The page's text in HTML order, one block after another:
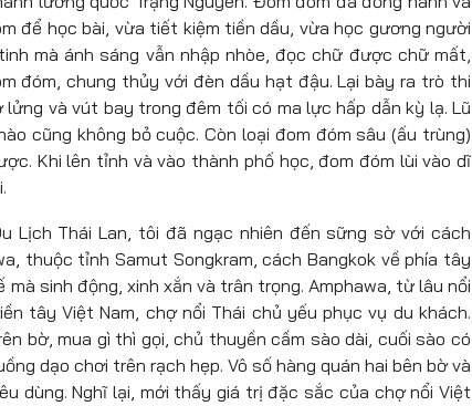
để học bài, vừa tiết kiệm tiền dầu, vừa học gương người
mà ánh sáng vẫn nhập nhòe, đọc chữ được chữ mất,
đóm, chung thủy với đèn dầu hạt đậu. Lại bày ra trò thi
và vút bay trong đêm tối có ma lực hấp dẫn kỳ lạ. Lũ
cũng không bỏ cuộc. Còn loại đom đóm sâu (ấu trùng)
Khi lên tỉnh và vào thành phố học, đom đóm lùi vào dĩ
Lịch Thái Lan, tôi đã ngạc nhiên đến sững sờ với cách
thuộc tỉnh Samut Songkram, cách Bangkok về phía tây
sinh động, xinh xắn và trân trọng. Amphawa, từ lâu nổi
tây Việt Nam, chợ nổi Thái chủ yếu phục vụ du khách.
bờ, mua gì thì gọi, chủ thuyền cầm sào dài, cuối sào có
dạo chơi trên rạch hẹp. Vô số hàng quán hai bên bờ và
dùng. Nghĩ lại, mới thấy giá trị đặc sắc của chợ nổi Việt